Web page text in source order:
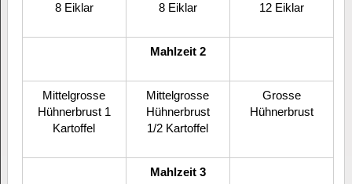
8 Eiklar
8 Eiklar
12 Eiklar
Mahlzeit 2
Mittelgrosse
Hühnerbrust 1
Kartoffel
Mittelgrosse
Hühnerbrust
1/2 Kartoffel
Grosse
Hühnerbrust
Mahlzeit 3